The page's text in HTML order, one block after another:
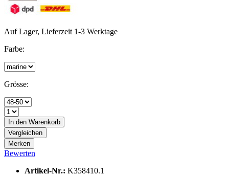
Auf Lager, Lieferzeit 1-3 Werktage
Farbe:
Grösse:
In den Warenkorb
Vergleichen
Merken
Bewerten
Artikel-Nr.: K358410.1